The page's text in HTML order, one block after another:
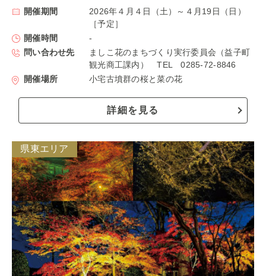
開催期間
2026年４月４日（土）～４月19日（日）
［予定］
開催時間
-
問い合わせ先
ましこ花のまちづくり実行委員会（益子町
観光商工課内） TEL 0285-72-8846
開催場所
小宅古墳群の桜と菜の花
詳細を見る
県東エリア